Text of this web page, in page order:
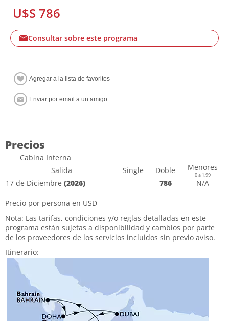
U$S 786
Consultar sobre este programa
Precios
Cabina Interna
Salida
Single Doble Menores
0 a 1.99
17 de Diciembre (2026) 786 N/A
Precio por persona en USD
Nota: Las tarifas, condiciones y/o reglas detalladas en este
programa están sujetas a disponibilidad y cambios por parte
de los proveedores de los servicios incluidos sin previo aviso.
Itinerario: